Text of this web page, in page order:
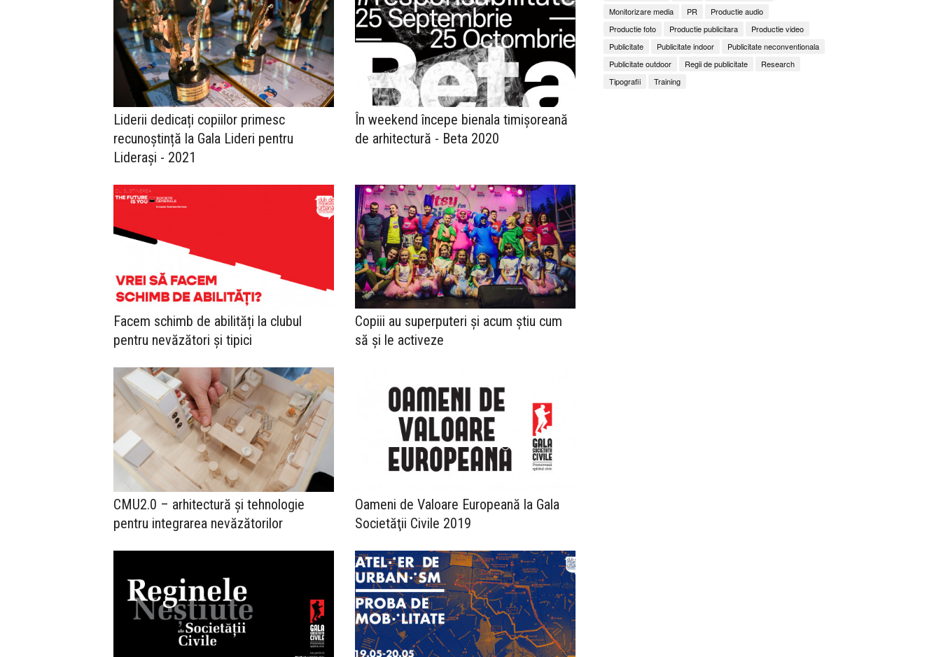
Liderii dedicați copiilor primesc
recunoștință la Gala Lideri pentru
Liderași - 2021
În weekend începe bienala timișoreană
de arhitectură - Beta 2020
Facem schimb de abilități la clubul
pentru nevăzători și tipici
Copiii au superputeri și acum știu cum
să și le activeze
CMU2.0 – arhitectură și tehnologie
pentru integrarea nevăzătorilor
Oameni de Valoare Europeană la Gala
Societăţii Civile 2019
Monitorizare media
PR
Productie audio
Productie foto
Productie publicitara
Productie video
Publicitate
Publicitate indoor
Publicitate neconventionala
Publicitate outdoor
Regii de publicitate
Research
Tipografii
Training